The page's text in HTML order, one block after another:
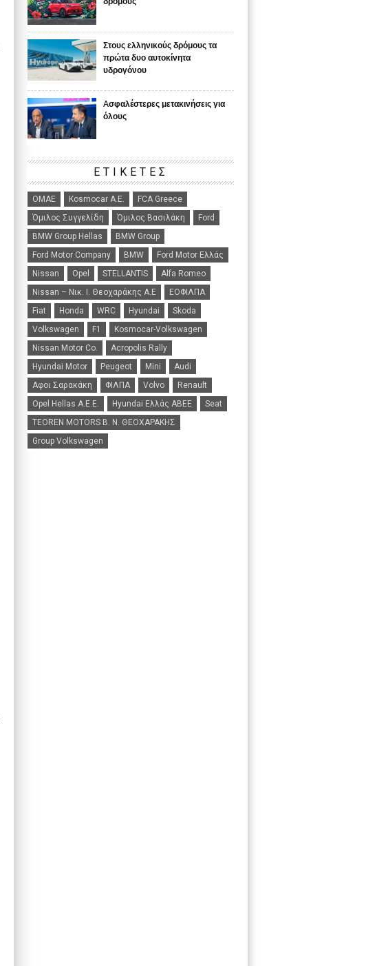
Στους ελληνικούς δρόμους τα
πρώτα δυο αυτοκίνητα
υδρογόνου
Aσφαλέστερες μετακινήσεις για
όλους
ΕΤΙΚΈΤΕΣ
ΟΜΑΕ Kosmocar Α.Ε.
FCA Greece
Όμιλος Συγγελίδη
Όμιλος Βασιλάκη
Ford
BMW Group Hellas
BMW Group
Ford Motor Company
BMW
Ford Motor Ελλάς
Nissan
Opel STELLANTIS
Alfa Romeo
Nissan – Νικ. Ι. Θεοχαράκης Α.Ε
ΕΟΦΙΛΠΑ
Fiat
Honda WRC Hyundai
Skoda
Volkswagen
F1
Kosmocar-Volkswagen
Nissan Motor Co.
Acropolis Rally
Hyundai Motor
Peugeot Mini
Audi
Αφοι Σαρακάκη
ΦΙΛΠΑ Volvo
Renault
Opel Hellas A.E.E.
Hyundai Ελλάς ΑΒΕΕ
Seat
TEOREN MOTORS B. N. ΘΕΟΧΑΡΑΚΗΣ
Group Volkswagen